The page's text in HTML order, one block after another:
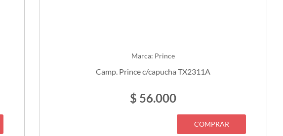
Marca: Prince
Camp. Prince c/capucha TX2311A
$ 56.000
COMPRAR